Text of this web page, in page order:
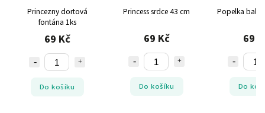
Princezny dortová
fontána 1ks
69 Kč
Do košíku
Princess srdce 43 cm
69 Kč
Do košíku
Popelka
69
Do